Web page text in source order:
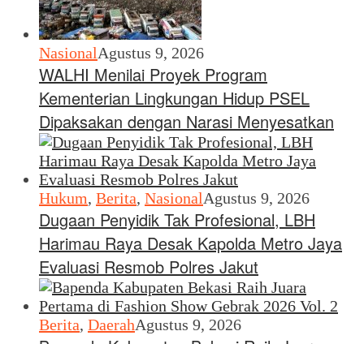
NasionalAgustus 9, 2026
WALHI Menilai Proyek Program
Kementerian Lingkungan Hidup PSEL
Dipaksakan dengan Narasi Menyesatkan
Hukum, Berita, NasionalAgustus 9, 2026
Dugaan Penyidik Tak Profesional, LBH
Harimau Raya Desak Kapolda Metro Jaya
Evaluasi Resmob Polres Jakut
Berita, DaerahAgustus 9, 2026